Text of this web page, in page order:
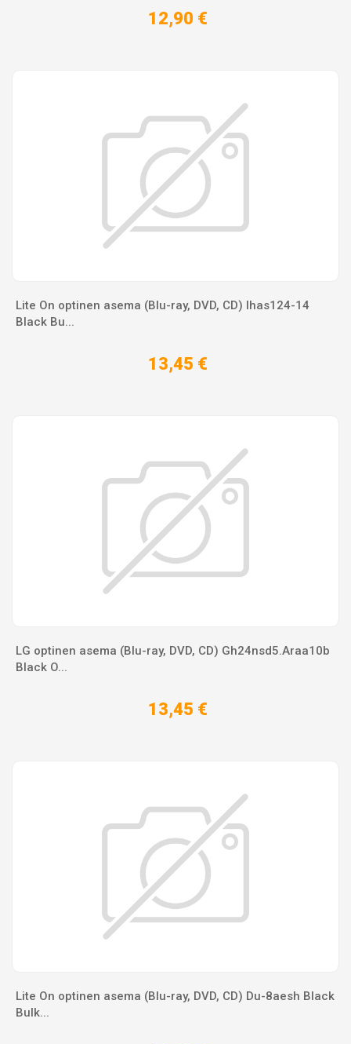
12,90 €
Lite On optinen asema (Blu-ray, DVD, CD) Ihas124-14
Black Bu...
13,45 €
LG optinen asema (Blu-ray, DVD, CD) Gh24nsd5.Araa10b
Black O...
13,45 €
Lite On optinen asema (Blu-ray, DVD, CD) Du-8aesh Black
Bulk...